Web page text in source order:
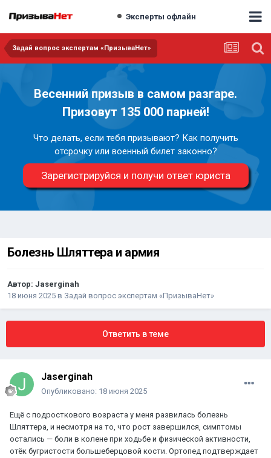
Эксперты офлайн
Задай вопрос экспертам «ПризываНет»
Весенний призыв в самом разгаре.
Призовут 135 000 парней!
Что делать, если тебя призывают? Как получить
отсрочку или военный билет законно?
Зарегистрируйся и получи ответ юриста
Болезнь Шляттера и армия
Автор: Jaserginah
18 июня 2025 в Задай вопрос экспертам «ПризываНет»
Ответить в теме
Jaserginah
Опубликовано: 18 июня 2025
Ещё с подросткового возраста у меня развилась болезнь
Шляттера, и несмотря на то, что рост завершился, симптомы
остались — боли в колене при ходьбе и физической активности,
отёк бугристости большеберцовой кости. Ортопед подтверждает